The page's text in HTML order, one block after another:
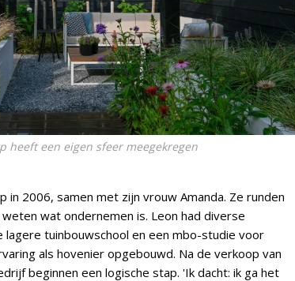
heeft een eigen sfeer meegekregen
2006, samen met zijn vrouw Amanda. Ze runden
wat ondernemen is. Leon had diverse
tuinbouwschool en een mbo-studie voor
als hovenier opgebouwd. Na de verkoop van
beginnen een logische stap. 'Ik dacht: ik ga het